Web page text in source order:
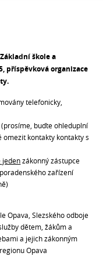
škole a
příspěvková organizace
telefonicky,
buďte ohleduplní
omezit kontakty kontakty s
jedenzákonný zástupce
zařízení
Opava, Slezského odboje
dětem, žákům a
a jejich zákonným
Opava